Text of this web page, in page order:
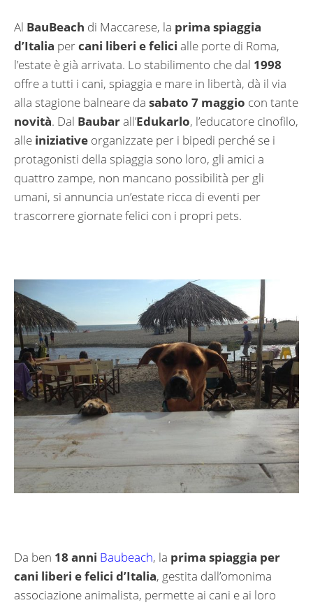
Al BauBeach di Maccarese, la prima spiaggia
d’Italia percani liberi e felici alle porte di Roma,
l’estate è già arrivata. Lo stabilimento che dal 1998
offre a tutti i cani, spiaggia e mare in libertà, dà il via
alla stagione balneare da sabato 7 maggio con tante
novità. Dal Baubarall’Edukarlo, l’educatore cinofilo,
alle iniziative organizzate per i bipedi perché se i
protagonisti della spiaggia sono loro, gli amici a
quattro zampe, non mancano possibilità per gli
umani, si annuncia un’estate ricca di eventi per
trascorrere giornate felici con i propri pets.
Da ben 18 anni Baubeach, la prima spiaggia per
cani liberi e felici d’Italia, gestita dall’omonima
associazione animalista, permette ai cani e ai loro